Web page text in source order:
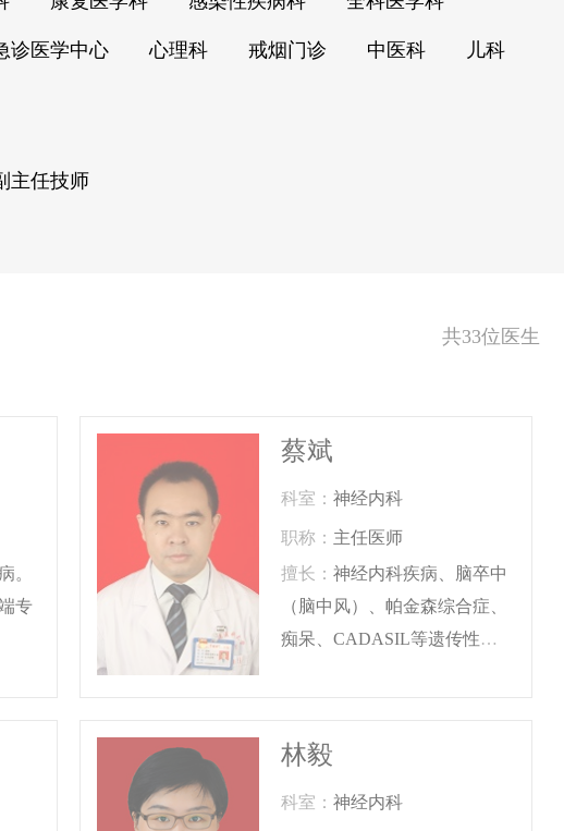
诊医学中心 心理科 戒烟门诊 中医科 儿科
主任技师
共33位医生
。
专
蔡斌
科室： 神经内科
职称： 主任医师
擅长： 神经内科疾病、脑卒中
（脑中风）、帕金森综合症、
痴呆、CADASIL等遗传性脑
林毅
科室： 神经内科